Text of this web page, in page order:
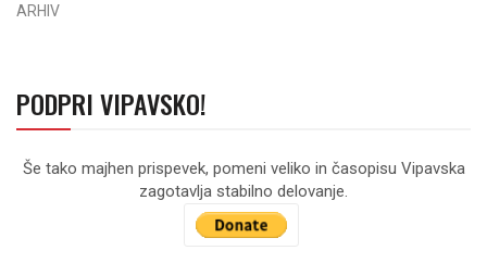
ARHIV
PODPRI VIPAVSKO!
Še tako majhen prispevek, pomeni veliko in časopisu Vipavska
zagotavlja stabilno delovanje.